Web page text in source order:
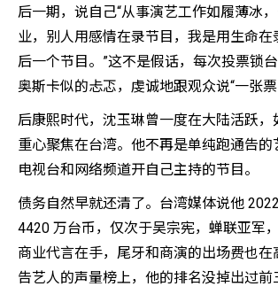
后一期，说自己“从事演艺工作如履薄冰
业，别人用感情在录节目，我是用生命在
后一个节目。”这不是假话，每次投票锁
奥斯卡似的忐忑，虔诚地跟观众说“一张
后康熙时代，沈玉琳曾一度在大陆活跃，
重心聚焦在台湾。他不再是单纯跑通告的
电视台和网络频道开自己主持的节目。
债务自然早就还清了。台湾媒体说他
4420 万台币，仅次于吴宗宪，蝉联亚军
商业代言在手，尾牙和商演的出场费也在
告艺人的声量榜上，他的排名没掉出过前